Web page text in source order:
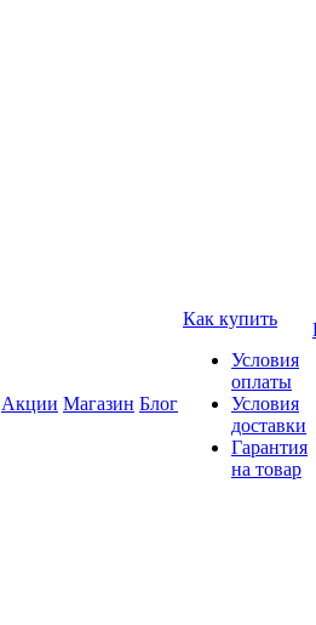
Акции Магазин Блог
Как купить
Условия
оплаты
Условия
доставки
Гарантия
на товар